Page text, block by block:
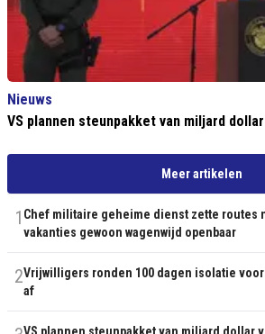
Nieuws
VS plannen steunpakket van miljard
Meer artikelen
1 Chef militaire geheime dienst zette routes
vakanties gewoon wagenwijd openbaar
2Vrijwilligers ronden 100 dagen isolatie
af